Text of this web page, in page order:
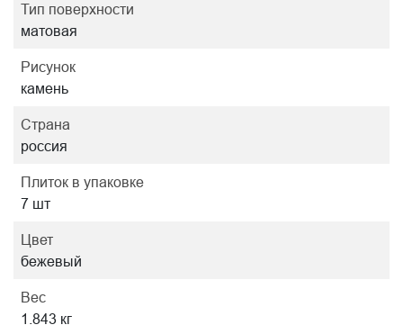
Тип поверхности
матовая
Рисунок
камень
Страна
россия
Плиток в упаковке
7 шт
Цвет
бежевый
Вес
1.843 кг